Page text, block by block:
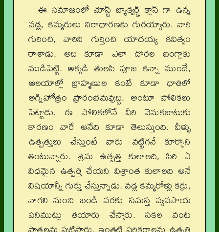
ఈ సమాజంలో మోస్ట్ బ్యాక్వర్డ్ క్లాస్ గా ఉన్న
వడ్ల, కమ్మరులు నిరాధారణకు గురయ్యారు. వారి
గురించి, వారిని గుర్తించి యాదయ్య కవిత్వం
రాశాడు. అది కూడా ఎలా దొరల బంగ్లాకు
ముడిపెట్టి. అక్కడి తులసి పూజ కన్నా ముందే,
ఆలయాల్లో బ్రాహ్మణుల కంటే కూడా ధాతిలో
అగ్నిహోత్రం ప్రారంభమవుద్ది. అంటూ పోలికలు
పెట్టాడు. ఈ పోలికలోనే వీరి వెనుకబాటుకు
కారణం వారే అనేది కూడా తెలుస్తుంది. వీళ్ళు
ఉత్పత్తులు చేస్తుంటే వారు వట్టిగనే కూర్చొని
తింటున్నారు. శ్రమ ఉత్పత్తి కులాలది, సిరి ఏ
విధమైన ఉత్పత్తి చేయని విశ్రాంత కులాలది అనే
విషయాన్నీ గుర్తు చేస్తున్నాడు. వడ్ల కమ్మరోళ్లు కర్రు,
నాగలి నుంచి బండి వరకు సమస్త వ్యవసాయ
పనిముట్లు తయారు చేస్తారు. సకల వంట